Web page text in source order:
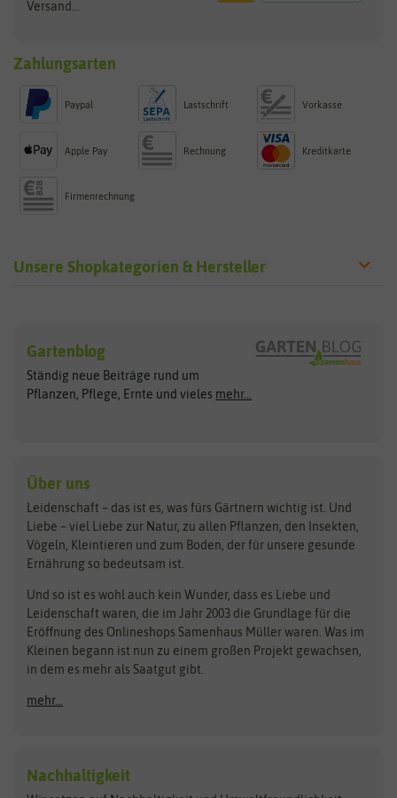
Versand...
Zahlungsarten
Paypal Lastschrift Vorkasse
Apple Pay Rechnung Kreditkarte
Firmenrechnung
Unsere Shopkategorien & Hersteller
Exotische Samen
Gemüsesamen
Gründünger
Kräutersamen
Obstsamen
Pilzbrut
Rasensamen
Steckzwiebeln
Zimmer & Kübelpflanzen
Kataloge
Schnäppchen
Anzucht & Gartenzubehör
Anzuchtschalen
Heizmatte & Heizkabel
Arche Noah
ASB Greenworld
Benary
Bingenheimer Saatgut
BioBalu
Bionana
BIOWOL
Blumicorn
Bûten Birds
Carl Pabst
Clever Pots
COMPO
Dürr-Samen
elho
Feldsaaten Freudenberger
Fertil
Flora Elite
Gartenblog
Ständig neue Beiträge rund um
Pflanzen, Pflege, Ernte und vieles mehr...
Über uns
Leidenschaft – das ist es, was fürs Gärtnern wichtig ist. Und
Liebe – viel Liebe zur Natur, zu allen Pflanzen, den Insekten,
Vögeln, Kleintieren und zum Boden, der für unsere gesunde
Ernährung so bedeutsam ist.
Und so ist es wohl auch kein Wunder, dass es Liebe und
Leidenschaft waren, die im Jahr 2003 die Grundlage für die
Eröffnung des Onlineshops Samenhaus Müller waren. Was im
Kleinen begann ist nun zu einem großen Projekt gewachsen,
in dem es mehr als Saatgut gibt.
mehr...
Nachhaltigkeit